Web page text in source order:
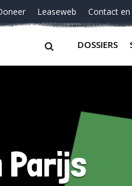
Leaseweb Contact en
DOSSIERS
Parijs